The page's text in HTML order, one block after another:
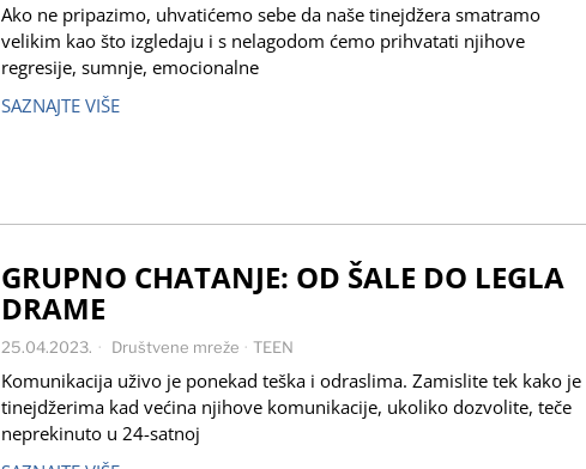
Ako ne pripazimo, uhvatićemo sebe da naše tinejdžera smatramo
velikim kao što izgledaju i s nelagodom ćemo prihvatati njihove
regresije, sumnje, emocionalne
SAZNAJTE VIŠE
GRUPNO CHATANJE: OD ŠALE DO LEGLA
DRAME
25.04.2023. Društvene mreže · TEEN
Komunikacija uživo je ponekad teška i odraslima. Zamislite tek kako je
tinejdžerima kad većina njihove komunikacije, ukoliko dozvolite, teče
neprekinuto u 24-satnoj